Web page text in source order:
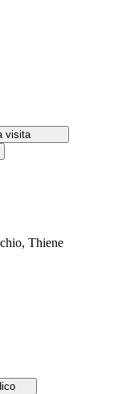
visita
Thiene